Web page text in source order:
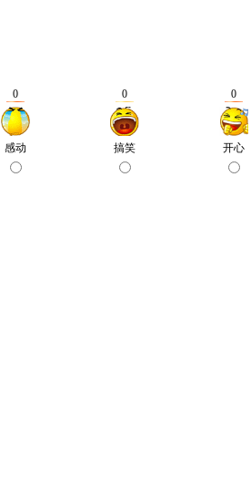
0
感动
0
搞笑
0
开心